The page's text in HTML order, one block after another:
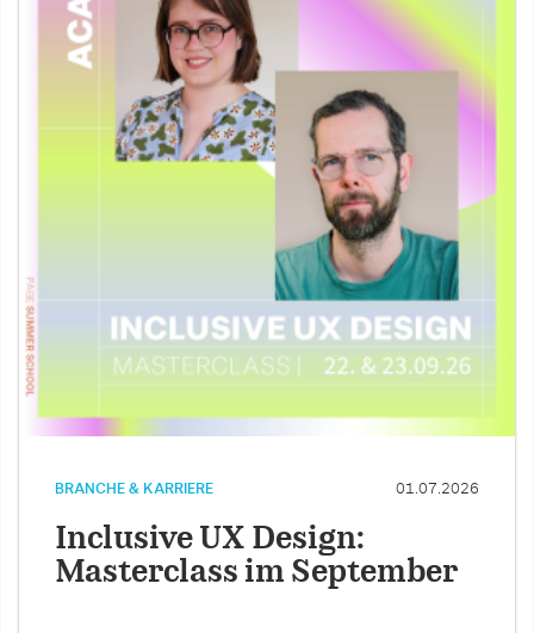
BRANCHE & KARRIERE 01.07.2026
Inclusive UX Design:
Masterclass im September